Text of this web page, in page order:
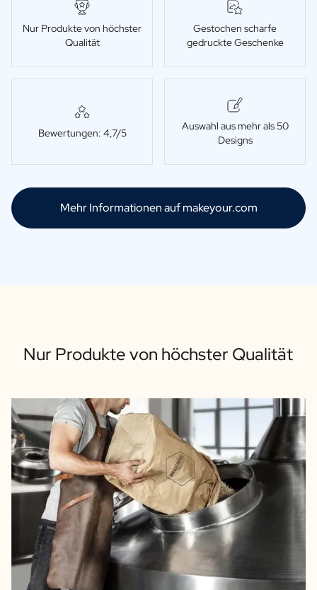
Nur Produkte von höchster
Qualität
Gestochen scharfe
gedruckte Geschenke
Bewertungen: 4,7/5
Auswahl aus mehr als 50
Designs
Mehr Informationen auf makeyour.com
Nur Produkte von höchster Qualität